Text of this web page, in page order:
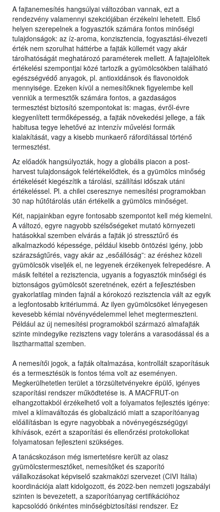
A fajtanemesítés hangsúlyai változóban vannak, ezt a
rendezvény valamennyi szekciójában érzékelni lehetett. Első
helyen szerepelnek a fogyasztók számára fontos minőségi
tulajdonságok: az íz-aroma, konzisztencia, fogyasztási-élvezeti
érték nem szorulhat háttérbe a fajták küllemét vagy akár
tárolhatóságát meghatározó paraméterek mellett. A fajtajelöltek
értékelési szempontjai közé tartozik a gyümölcsökben található
egészségvédő anyagok, pl. antioxidánsok és flavonoidok
mennyisége. Ezeken kívül a nemesítőknek figyelembe kell
venniük a termesztők számára fontos, a gazdaságos
termesztést biztosító szempontokat is: magas, évről-évre
kiegyenlített termőképesség, a fajták növekedési jellege, a fák
habitusa tegye lehetővé az intenzív művelési formák
kialakítását, vagy a kisebb munkaerő ráfordítással történő
termesztést.
Az előadók hangsúlyozták, hogy a globális piacon a post-
harvest tulajdonságok felértékelődtek, és a gyümölcs minőség
értékelését kiegészítik a tárolási, szállítási időszak utáni
értékeléssel. Pl. a chilei cseresznye nemesítési programokban
30 nap hűtőtárolás után értékelik a gyümölcs minőséget.
Két, napjainkban egyre fontosabb szempontot kell még kiemelni.
A változó, egyre nagyobb szélsőségeket mutató környezeti
hatásokkal szemben elvárás a fajták jó stressztűrő és
alkalmazkodó képessége, például kisebb öntözési igény, jobb
szárazságtűrés, vagy akár az „esőállóság”: az éréshez közeli
gyümölcsök viseljék el, ne legyenek érzékenyek felrepedésre. A
másik feltétel a rezisztencia, ugyanis a fogyasztók minőségi és
biztonságos gyümölcsöt szeretnének, ezért a fejlesztésben
gyakorlatilag minden fajnál a kórokozó rezisztencia vált az egyik
a legfontosabb kritériummá. Az ilyen gyümölcsöket lényegesen
kevesebb kémiai növényvédelemmel lehet megtermeszteni.
Például az új nemesítési programokból származó almafajták
szinte mindegyike rezisztens vagy toleráns a varasodással és a
lisztharmattal szemben.
A nemesítői jogok, a fajták oltalmazása, kontrollált szaporításuk
és a termesztésük is fontos téma volt az eseményen.
Megkerülhetetlen terület a törzsültetvényekre épülő, igényes
szaporítási rendszer működtetése is. A MACFRUT-on
elhangzottakból érzékelhető volt a folyamatos fejlesztés igénye:
mivel a klímaváltozás és globalizáció miatt a szaporítóanyag
előállításban is egyre nagyobbak a növényegészségügyi
kihívások, ezért a szaporítási és ellenőrzési protokollokat
folyamatosan fejleszteni szükséges.
A tanácskozáson még ismertetésre került az olasz
gyümölcstermesztőket, nemesítőket és szaporító
vállalkozásokat képviselő szakmaközi szervezet (CIVI Itália)
koordinációja alatt kidolgozott, és 2022-ben nemzeti jogszabályi
szinten is bevezetett, a szaporítóanyag certifikációhoz
kapcsolódó önkéntes minőségbiztosítási rendszer. Ez